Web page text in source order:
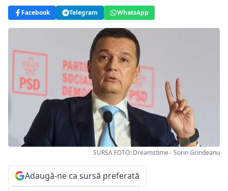
Facebook Telegram WhatsApp
SURSA FOTO: Dreamstime - Sorin Grindeanu
Adaugă-ne ca sursă preferată